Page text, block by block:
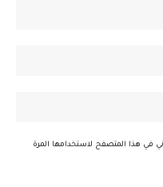
في هذا المتصفح لاستخدامها المرة